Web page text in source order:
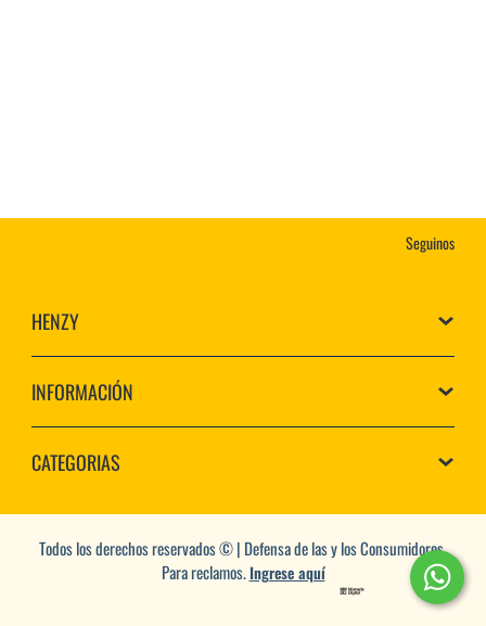
Seguinos
HENZY
INFORMACIÓN
CATEGORIAS
Todos los derechos reservados © | Defensa de las y los Consumidores.
Para reclamos.Ingrese aquí